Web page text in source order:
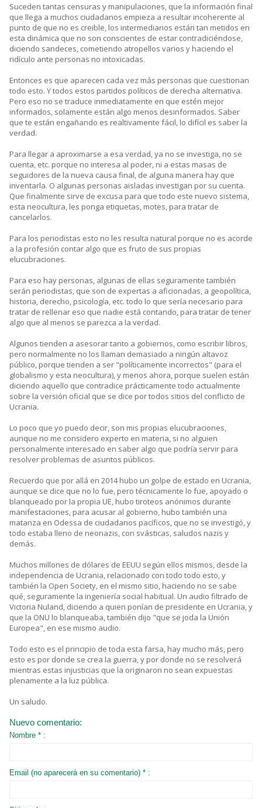
Suceden tantas censuras y manipulaciones, que la información final
que llega a muchos ciudadanos empieza a resultar incoherente al
punto de que no es creible, los intermediarios están tan metidos en
esta dinámica que no son conscientes de estar contradiciéndose,
diciendo sandeces, cometiendo atropellos varios y haciendo el
ridículo ante personas no intoxicadas.
Entonces es que aparecen cada vez más personas que cuestionan
todo esto. Y todos estos partidos políticos de derecha alternativa.
Pero eso no se traduce inmediatamente en que estén mejor
informados, solamente están algo menos desinformados. Saber
que te están engañando es realtivamente fácil, lo difícil es saber la
verdad.
Para llegar a aproximarse a esa verdad, ya no se investiga, no se
cuenta, etc. porque no interesa al poder, ni a estas masas de
seguidores de la nueva causa final, de alguna manera hay que
inventarla. O algunas personas aisladas investigan por su cuenta.
Que finalmente sirve de excusa para que todo este nuevo sistema,
esta neocultura, les ponga etiquetas, motes, para tratar de
cancelarlos.
Para los periodistas esto no les resulta natural porque no es acorde
a la profesión contar algo que es fruto de sus propias
elucubraciones.
Para eso hay personas, algunas de ellas seguramente también
serán periodistas, que son de expertas a aficionadas, a geopolítica,
historia, derecho, psicología, etc. todo lo que sería necesario para
tratar de rellenar eso que nadie está contando, para tratar de tener
algo que al menos se parezca a la verdad.
Algunos tienden a asesorar tanto a gobiernos, como escribir libros,
pero normalmente no los llaman demasiado a ningún altavoz
público, porque tienden a ser "políticamente incorrectos" (para el
globalismo y esta neocultura), y menos ahora, porque suelen están
diciendo aquello que contradice prácticamente todo actualmente
sobre la versión oficial que se dice por todos sitios del conflicto de
Ucrania.
Lo poco que yo puedo decir, son mis propias elucubraciones,
aunque no me considero experto en materia, si no alguien
personalmente interesado en saber algo que podría servir para
resolver problemas de asuntos públicos.
Recuerdo que por allá en 2014 hubo un golpe de estado en Ucrania,
aunque se dice que no lo fue, pero técnicamente lo fue, apoyado o
blanqueado por la propia UE, hubo tiroteos anónimos durante
manifestaciones, para acusar al gobierno, hubo también una
matanza en Odessa de ciudadanos pacíficos, que no se investigó, y
todo estaba lleno de neonazis, con svásticas, saludos nazis y
demás.
Muchos millones de dólares de EEUU según ellos mismos, desde la
independencia de Ucrania, relacionado con todo todo esto, y
también la Open Society, en el mismo sitio, haciendo no se sabe
qué, seguramente la ingeniería social habitual. Un audio filtrado de
Victoria Nuland, diciendo a quien ponían de presidente en Ucrania, y
que la ONU lo blanqueaba, también dijo "que se joda la Unión
Europea", en ese mismo audio.
Todo esto es el principio de toda esta farsa, hay mucho más, pero
esto es por donde se crea la guerra, y por donde no se resolverá
mientras estas injusticias que la originaron no sean expuestas
plenamente a la luz pública.
Un saludo.
Nuevo comentario:
Nombre * :
Email (no aparecerá en su comentario) * :